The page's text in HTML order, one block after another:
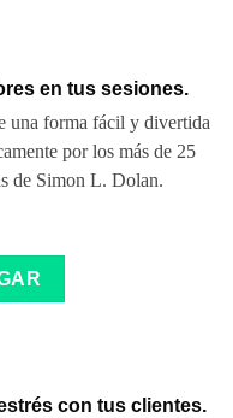
en tus sesiones.
una forma fácil y divertida
por los más de 25
de Simon L. Dolan.
con tus clientes.